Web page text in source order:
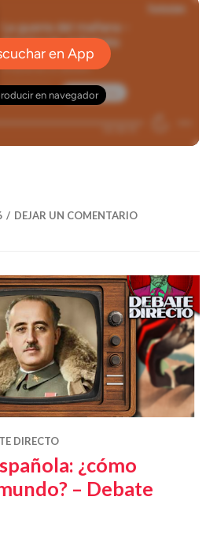
del mañana – Ampliando el
DEJAR UN COMENTARIO
DIRECTO
¿cómo
– Debate